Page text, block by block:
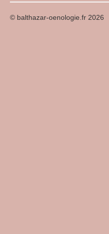
© balthazar-oenologie.fr 2026